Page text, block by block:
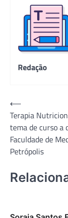
Redação
Navegação
de
Post
⟵
Terapia
tema de curso a
Faculdade de
Petrópolis